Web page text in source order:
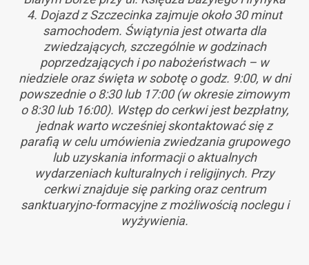
4. Dojazd z Szczecinka zajmuje około 30 minut
samochodem. Świątynia jest otwarta dla
zwiedzających, szczególnie w godzinach
poprzedzających i po nabożeństwach – w
niedziele oraz święta w sobotę o godz. 9:00, w dni
powszednie o 8:30 lub 17:00 (w okresie zimowym
o 8:30 lub 16:00). Wstęp do cerkwi jest bezpłatny,
jednak warto wcześniej skontaktować się z
parafią w celu umówienia zwiedzania grupowego
lub uzyskania informacji o aktualnych
wydarzeniach kulturalnych i religijnych. Przy
cerkwi znajduje się parking oraz centrum
sanktuaryjno-formacyjne z możliwością noclegu i
wyżywienia.